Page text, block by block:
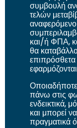
συμβουλή
τελών
και/ή ΦΠΑ,
θα
πάνω στις
ενδεικτικά,
και μπορεί
πραγματικά